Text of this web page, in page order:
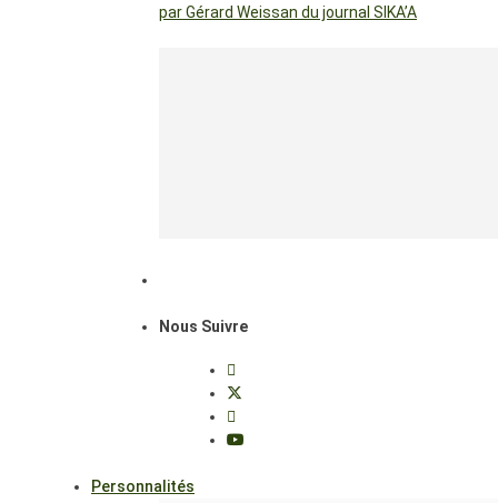
par Gérard Weissan du journal SIKA’A
Nous Suivre
Personnalités